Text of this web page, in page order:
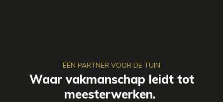
ÉÉN PARTNER VOOR DE TUIN
Waar vakmanschap leidt tot
meesterwerken.